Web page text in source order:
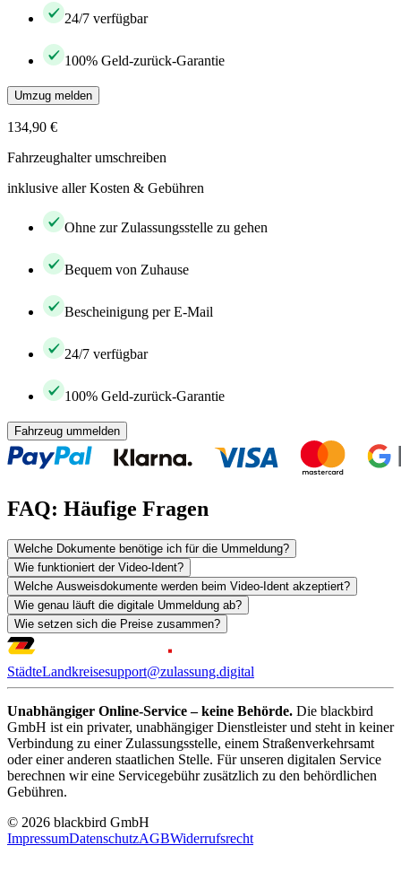
24/7 verfügbar
100% Geld-zurück-Garantie
Umzug melden
134,90 €
Fahrzeughalter umschreiben
inklusive aller Kosten & Gebühren
Ohne zur Zulassungsstelle zu gehen
Bequem von Zuhause
Bescheinigung per E-Mail
24/7 verfügbar
100% Geld-zurück-Garantie
Fahrzeug ummelden
FAQ: Häufige Fragen
Welche Dokumente benötige ich für die Ummeldung?
Wie funktioniert der Video-Ident?
Welche Ausweisdokumente werden beim Video-Ident akzeptiert?
Wie genau läuft die digitale Ummeldung ab?
Wie setzen sich die Preise zusammen?
StädteLandkreisesupport@zulassung.digital
Unabhängiger Online-Service – keine Behörde. Die blackbird
GmbH ist ein privater, unabhängiger Dienstleister und steht in keiner
Verbindung zu einer Zulassungsstelle, einem Straßenverkehrsamt
oder einer anderen staatlichen Stelle. Für unseren digitalen Service
berechnen wir eine Servicegebühr zusätzlich zu den behördlichen
Gebühren.
© 2026 blackbird GmbH
ImpressumDatenschutzAGBWiderrufsrecht